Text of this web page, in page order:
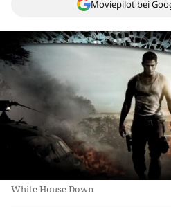
Moviepilot bei
White House Down